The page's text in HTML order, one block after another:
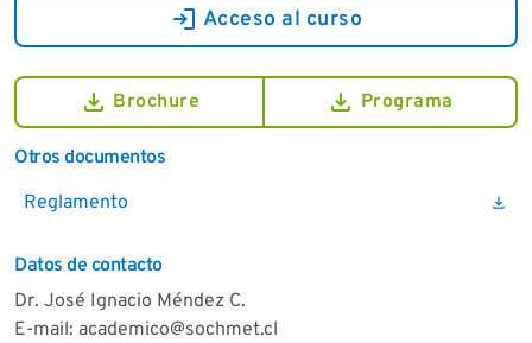
login Acceso al curso
download Brochure download Programa
Otros documentos
Reglamento
download
Datos de contacto
Dr. José Ignacio Méndez C.
E-mail: academico@sochmet.cl